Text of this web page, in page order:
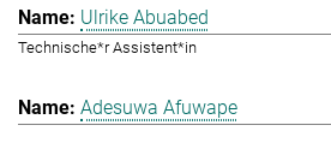
Ulrike Abuabed
Technische*r Assistent*in
Adesuwa Afuwape